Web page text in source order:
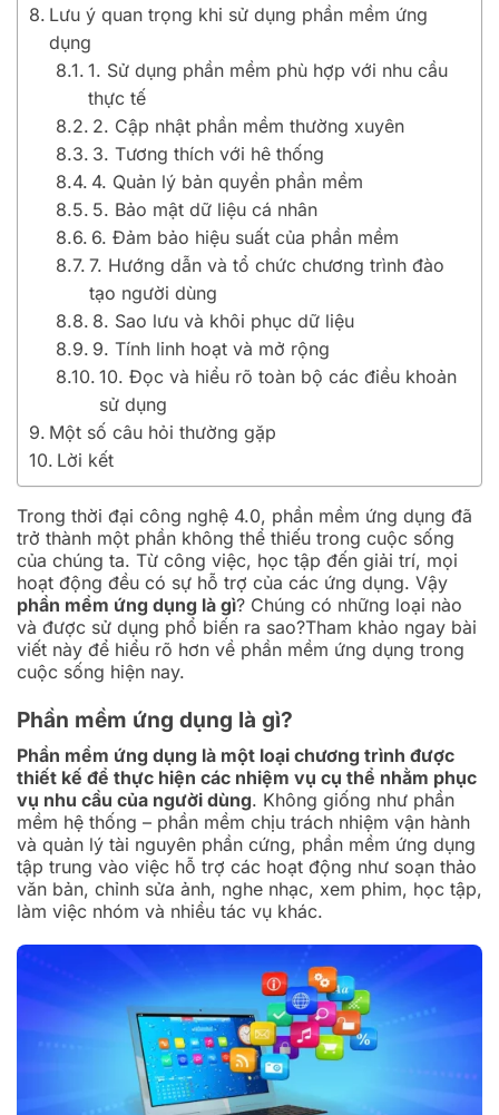
Lưu ý quan trọng khi sử dụng phần mềm ứng
dụng
1. Sử dụng phần mềm phù hợp với nhu cầu
thực tế
2. Cập nhật phần mềm thường xuyên
3. Tương thích với hê thống
4. Quản lý bản quyền phần mềm
5. Bảo mật dữ liệu cá nhân
6. Đảm bảo hiệu suất của phần mềm
7. Hướng dẫn và tổ chức chương trình đào
tạo người dùng
8. Sao lưu và khôi phục dữ liệu
9. Tính linh hoạt và mở rộng
10. Đọc và hiểu rõ toàn bộ các điều khoản
sử dụng
Một số câu hỏi thường gặp
Lời kết
Trong thời đại công nghệ 4.0, phần mềm ứng dụng đã
trở thành một phần không thể thiếu trong cuộc sống
của chúng ta. Từ công việc, học tập đến giải trí, mọi
hoạt động đều có sự hỗ trợ của các ứng dụng. Vậy
phần mềm ứng dụng là gì? Chúng có những loại nào
và được sử dụng phổ biến ra sao?Tham khảo ngay bài
viết này để hiểu rõ hơn về phần mềm ứng dụng trong
cuộc sống hiện nay.
Phần mềm ứng dụng là gì?
Phần mềm ứng dụng là một loại chương trình được
thiết kế để thực hiện các nhiệm vụ cụ thể nhằm phục
vụ nhu cầu của người dùng. Không giống như phần
mềm hệ thống – phần mềm chịu trách nhiệm vận hành
và quản lý tài nguyên phần cứng, phần mềm ứng dụng
tập trung vào việc hỗ trợ các hoạt động như soạn thảo
văn bản, chỉnh sửa ảnh, nghe nhạc, xem phim, học tập,
làm việc nhóm và nhiều tác vụ khác.